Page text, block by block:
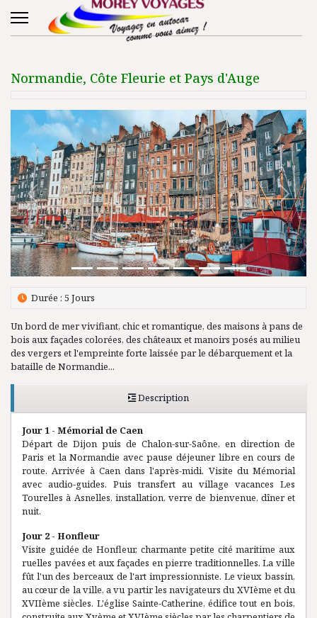
Normandie, Côte Fleurie et Pays d'Auge
Précédent Suivant
Durée : 5 Jours
Un bord de mer vivifiant, chic et romantique, des maisons à pans de
bois aux façades colorées, des châteaux et manoirs posés au milieu
des vergers et l'empreinte forte laissée par le débarquement et la
bataille de Normandie...
Description
Jour 1 - Mémorial de Caen
Départ de Dijon puis de Chalon-sur-Saône, en direction de
Paris et la Normandie avec pause déjeuner libre en cours de
route. Arrivée à Caen dans l'après-midi. Visite du Mémorial
avec audio-guides. Puis transfert au village vacances Les
Tourelles à Asnelles, installation, verre de bienvenue, dîner et
nuit.
Jour 2 - Honfleur
Visite guidée de Honfleur, charmante petite cité maritime aux
ruelles pavées et aux façades en pierre traditionnelles. La ville
fût l'un des berceaux de l'art impressionniste. Le vieux bassin,
au cœur de la ville, a vu partir les navigateurs du XVIème et du
XVIIème siècles. L'église Sainte-Catherine, édifice tout en bois,